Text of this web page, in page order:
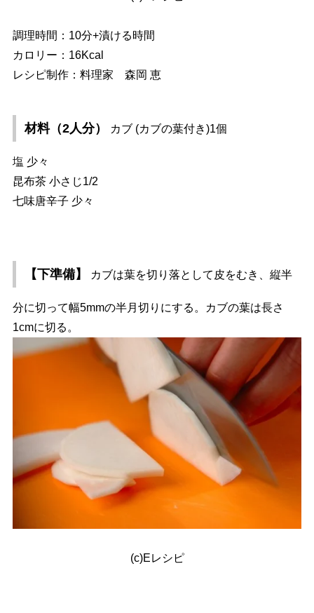
調理時間：10分+漬ける時間
カロリー：16Kcal
レシピ制作：料理家 森岡 恵
材料（2人分） カブ (カブの葉付き)1個
塩 少々
昆布茶 小さじ1/2
七味唐辛子 少々
【下準備】 カブは葉を切り落として皮をむき、縦半
分に切って幅5mmの半月切りにする。カブの葉は長さ
1cmに切る。
(c)Eレシピ